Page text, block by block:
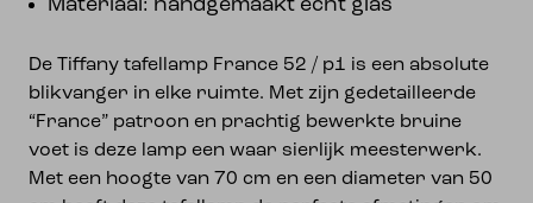
Materiaal: handgemaakt echt glas
De Tiffany tafellamp France 52 / p1 is een absolute
blikvanger in elke ruimte. Met zijn gedetailleerde
“France” patroon en prachtig bewerkte bruine
voet is deze lamp een waar sierlijk meesterwerk.
Met een hoogte van 70 cm en een diameter van 50